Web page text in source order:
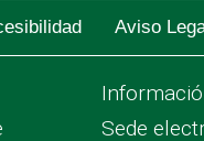
Aviso
Sede